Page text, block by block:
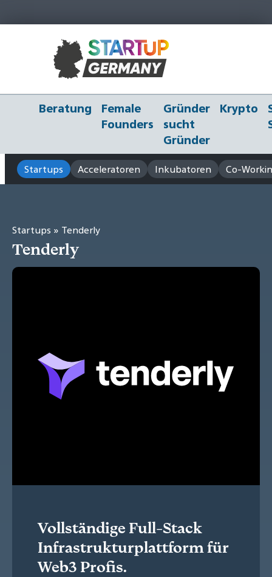
Beratung
Female
Founders
Gründer
sucht
Gründer
Krypto
Startups Acceleratoren Inkubatoren Co-
Startups » Tenderly
Tenderly
Vollständige Full-Stack
Infrastrukturplattform für
Web3 Profis.